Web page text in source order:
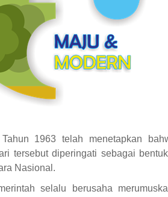
1963 telah menetapkan
tersebut diperingati sebagai
Nasional.
selalu berusaha